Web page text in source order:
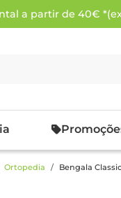
a partir de 40€
Ortopedia Bengala